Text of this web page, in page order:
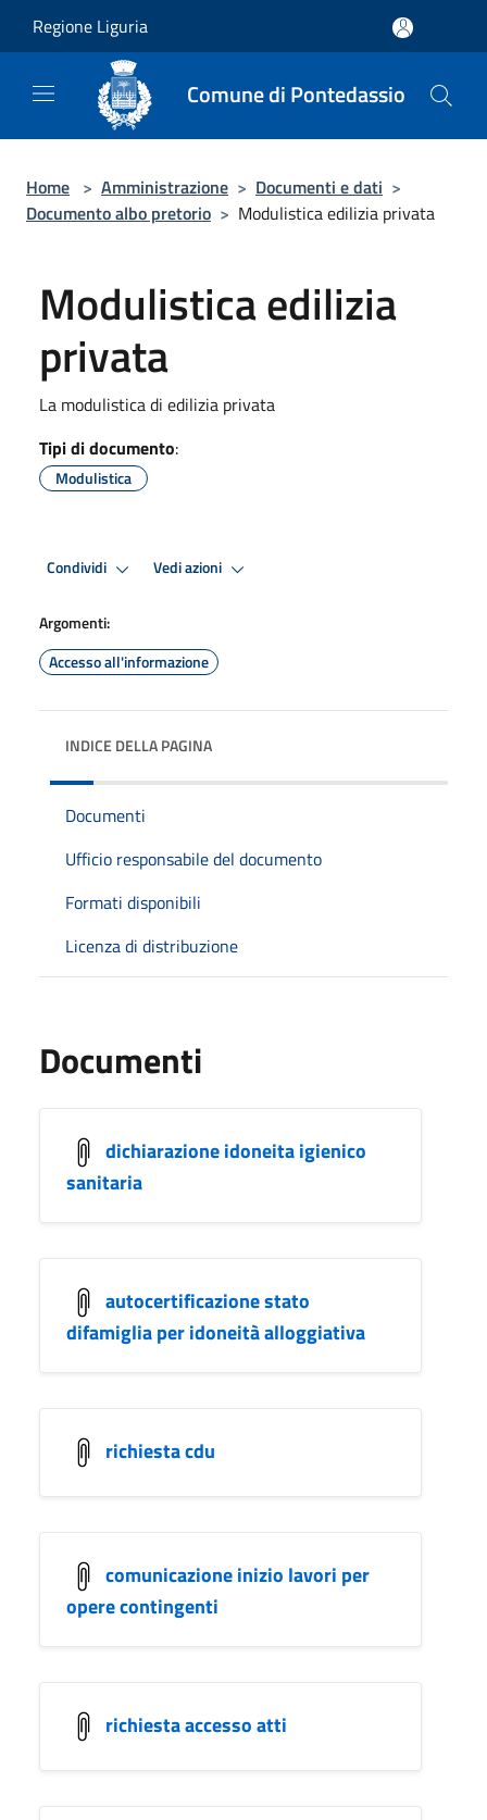
Regione Liguria
Comune di Pontedassio
Home > Amministrazione > Documenti e dati >
Documento albo pretorio > Modulistica edilizia privata
Modulistica edilizia
privata
La modulistica di edilizia privata
Tipi di documento:
Modulistica
Condividi Vedi azioni
Argomenti:
Accesso all'informazione
INDICE DELLA PAGINA
Documenti
Ufficio responsabile del documento
Formati disponibili
Licenza di distribuzione
Documenti
dichiarazione idoneita igienico
sanitaria
autocertificazione stato
difamiglia per idoneità alloggiativa
richiesta cdu
comunicazione inizio lavori per
opere contingenti
richiesta accesso atti